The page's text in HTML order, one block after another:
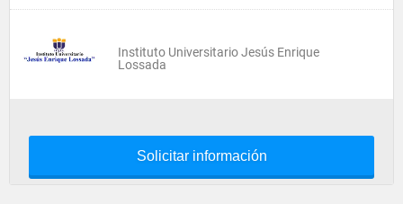
Instituto Universitario Jesús Enrique
Lossada
Solicitar información